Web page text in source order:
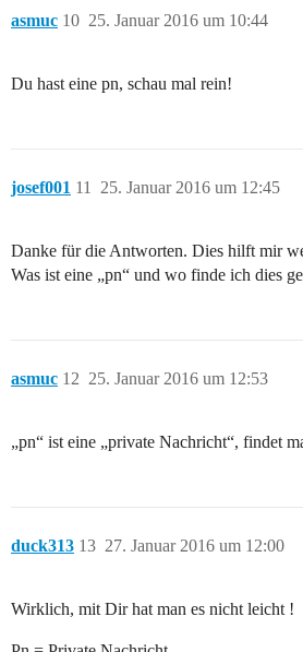
asmuc 25. Januar 2016 um 10:44
10
Du hast eine pn, schau mal rein!
josef001 25. Januar 2016 um 12:45
11
Danke für die Antworten. Dies hilft mir
Was ist eine „pn“ und wo finde ich dies
asmuc 25. Januar 2016 um 12:53
12
„pn“ ist eine „private Nachricht“, findet
duck313 27. Januar 2016 um 12:00
13
Wirklich, mit Dir hat man es nicht leicht !